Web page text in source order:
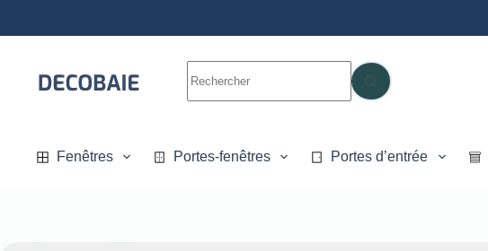
Fenêtres Portes-fenêtres Portes d’entrée